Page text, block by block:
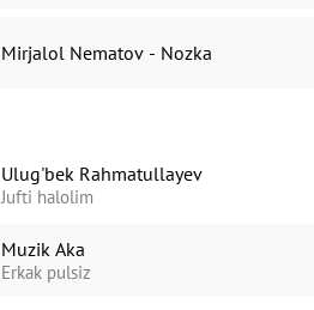
Mirjalol Nematov - Nozka
Ulug'bek Rahmatullayev
Jufti halolim
Muzik Aka
Erkak pulsiz